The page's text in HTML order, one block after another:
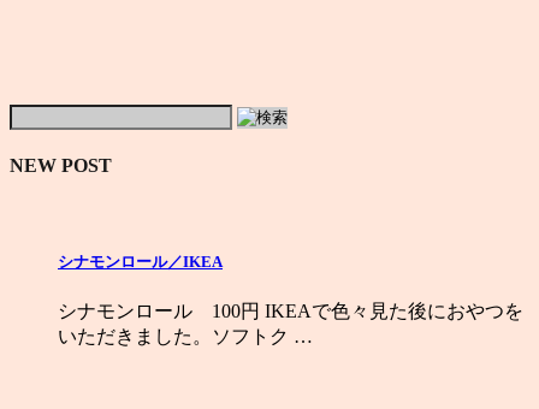
NEW POST
シナモンロール／IKEA
シナモンロール 100円 IKEAで色々見た後におやつを
いただきました。ソフトク …